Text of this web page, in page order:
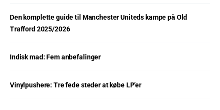
Den komplette guide til Manchester Uniteds kampe på Old
Trafford 2025/2026
Indisk mad: Fem anbefalinger
Vinylpushere: Tre fede steder at købe LP’er